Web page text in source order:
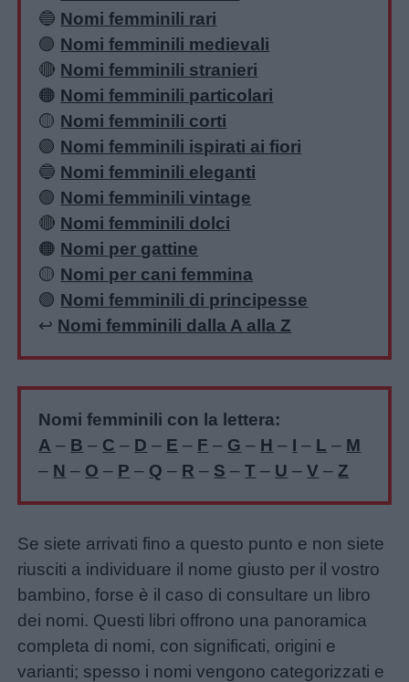
🔵 Nomi femminili rari
🟣 Nomi femminili medievali
🔴 Nomi femminili stranieri
🟠 Nomi femminili particolari
🟡 Nomi femminili corti
🟢 Nomi femminili ispirati ai fiori
🔵 Nomi femminili eleganti
🟣 Nomi femminili vintage
🔴 Nomi femminili dolci
🟠 Nomi per gattine
🟡 Nomi per cani femmina
🟢 Nomi femminili di principesse
↩️ Nomi femminili dalla A alla Z
Nomi femminili con la lettera:
A – B – C – D – E – F – G – H – I – L – M
– N – O – P – Q – R – S –T – U –V –Z
Se siete arrivati fino a questo punto e non siete
riusciti a individuare il nome giusto per il vostro
bambino, forse è il caso di consultare un libro
dei nomi. Questi libri offrono una panoramica
completa di nomi, con significati, origini e
varianti; spesso i nomi vengono categorizzati e